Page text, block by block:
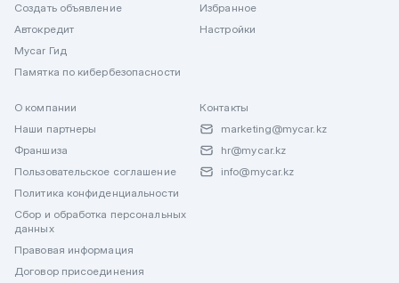
Создать объявление
Автокредит
Mycar Гид
Памятка по кибербезопасности
Избранное
Настройки
О компании
Наши партнеры
Франшиза
Пользовательское соглашение
Политика конфиденциальности
Сбор и обработка персональных
данных
Правовая информация
Договор присоединения
Контакты
marketing@mycar.kz
hr@mycar.kz
info@mycar.kz